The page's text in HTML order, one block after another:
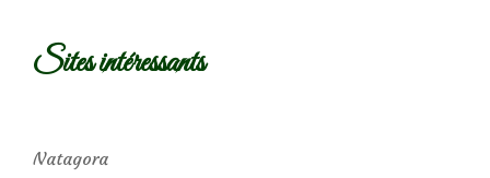
Sites intéressants
Natagora